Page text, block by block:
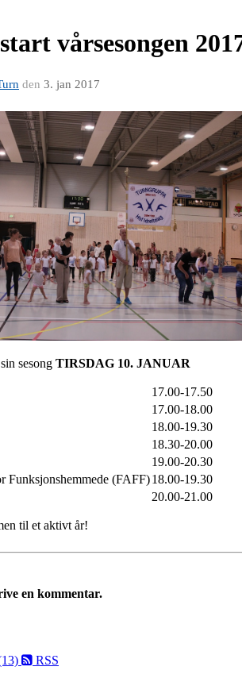
vårsesongen
den 3. jan 2017
sesong TIRSDAG 10. JANUAR
17.00-17.50
17.00-18.00
18.00-19.30
18.30-20.00
19.00-20.30
Funksjonshemmede (FAFF)18.00-19.30
20.00-21.00
til et aktivt år!
en kommentar.
RSS